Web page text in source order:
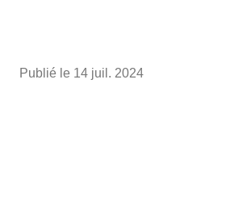
Publié le 14 juil. 2024